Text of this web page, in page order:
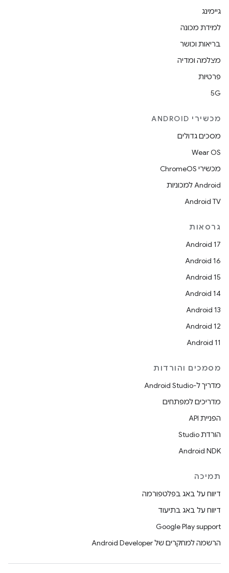
גיימינג
למידת מכונה
בריאות וכושר
מצלמה ומדיה
פרטיות
5G
מכשירי ANDROID
מסכים גדולים
Wear OS
מכשירי ChromeOS
Android למכוניות
Android TV
גרסאות
Android 17
Android 16
Android 15
Android 14
Android 13
Android 12
Android 11
מסמכים והורדות
מדריך ל-Android Studio
מדריכים למפתחים
הפניית API
הורדת Studio
Android NDK
תמיכה
דיווח על באג בפלטפורמה
דיווח על באג בתיעוד
Google Play support
הרשמה למחקרים של Android Developer